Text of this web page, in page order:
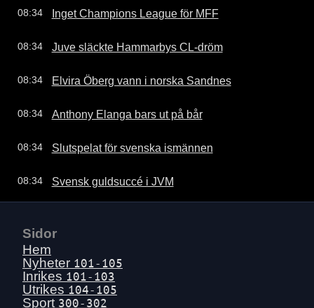
08:34 Inget Champions League för MFF
08:34 Juve släckte Hammarbys CL-dröm
08:34 Elvira Öberg vann i norska Sandnes
08:34 Anthony Elanga bars ut på bår
08:34 Slutspelat för svenska ismännen
08:34 Svensk guldsuccé i JVM
Sidor
Hem
Nyheter 101-105
Inrikes 101-103
Utrikes 104-105
Sport 300-302